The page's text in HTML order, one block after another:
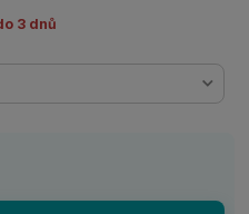
3 dnů